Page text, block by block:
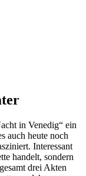
in Venedig“ ein
auch heute noch
Interessant
handelt, sondern
drei Akten